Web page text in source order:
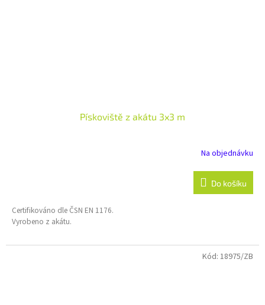
Pískoviště z akátu 3x3 m
Na objednávku
Do košíku
Certifikováno dle ČSN EN 1176.
Vyrobeno z akátu.
Kód: 18975/ZB